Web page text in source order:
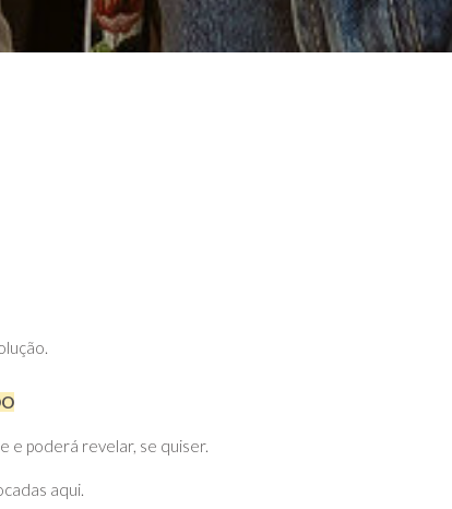
e poderá revelar, se quiser.
aqui.